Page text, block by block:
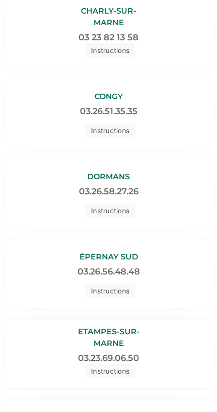
Instructions
CHARLY-SUR-
MARNE
03 23 82 13 58
Instructions
CONGY
03.26.51.35.35
Instructions
DORMANS
03.26.58.27.26
Instructions
ÉPERNAY SUD
03.26.56.48.48
Instructions
ETAMPES-SUR-
MARNE
03.23.69.06.50